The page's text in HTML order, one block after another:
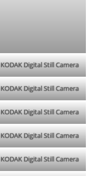
KODAK Digital Still Camera
KODAK Digital Still Camera
KODAK Digital Still Camera
KODAK Digital Still Camera
KODAK Digital Still Camera